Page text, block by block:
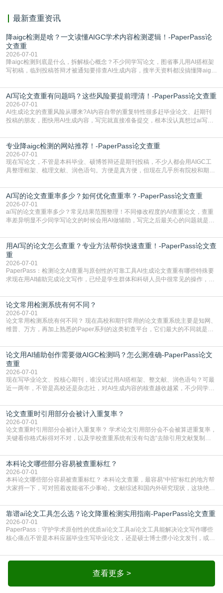
最新查重资讯
降aigc检测是啥？一文读懂AIGC学术内容检测逻辑！-PaperPass论
文查重
2026-07-01
降aigc检测到底是什么，拆解核心概念？不少同学写论文，图省事儿用AI搭框架
写初稿，临到投稿答辩才被通知要排查AI生成内容，搜半天资料都没搞懂降aigc
怕是已经入行的科研人员，不少人也搞不清降aigc检测是啥，对相关要求摸不
准。其实，降aigc检测是伴随AIGC工具在学术领域普及诞生的新需求，核心是为
了满足现在高校、期刊对AI生
AI写论文查重有问题吗？这些风险要提前理清！-PaperPass论文查重
2026-07-01
AI生成论文的查重风险从哪来?AI内容自带的重复特性很多赶毕业论文、赶期刊
投稿的朋友，图快用AI生成内容，写完就直接准备提交，根本没认真想过ai写论
自带不可忽视的查重风险。AI训练依赖海量公开的文本数据，生成内容本质是基
于训练数据的概率拼接，不是从零开始的原创创作。生成过程中，很容易复用已
有的高频公共表述，甚至直接拼接已经公开
专业降aigc检测的网站推荐！-PaperPass论文查重
2026-07-01
现在写论文，不管是本科毕业、硕博答辩还是期刊投稿，不少人都会用AIGC工
具整理框架、梳理文献、润色语句。方便是真方便，但现在几乎所有院校和期刊
五遍还是过不了预检测的大有人在，这时候，找到靠谱的降AIGC检测率的网
站，就能少走好多弯路。PaperPass：守护学术原创性的智能伙伴AIGC生成内
容的学术合规痛点去年帮一个本科师弟改
AI写的论文查重率多少？如何优化查重率？-PaperPass论文查重
2026-07-01
ai写的论文查重率多少？常见结果范围整理！不同修改程度的AI查重论文，查重
率差异明显不少同学写论文的时候会用AI做辅助，写完之后最关心的问题就是ai
实际情况和大家想的不太一样。AI训练依赖海量公开学术文献、网络内容，生成
内容本质是按照语义概率拼接已有内容，很容易和已发布的作品撞重复，甚至会
直接引用整段已有内容，所以查重率偏高是
用AI写的论文怎么查重？专业方法帮你快速查重！-PaperPass论文查
重
2026-07-01
PaperPass：检测论文AI查重与原创性的可靠工具AI生成论文查重有哪些特殊要
求现在用AI辅助完成论文写作，已经是学生群体和科研人员中很常见的操作，不
但很多人忽略了，AI生成的内容天生带有重复风险——训练AI的数据集本身就包
含大量已公开的学术内容、网络原创内容，AI输出内容时很容易无意识拼接出重
复片
论文常用检测系统有何不同？
2026-07-01
论文常用检测系统有何不同？ 现在高校和期刊常用的论文查重系统主要是知网、
维普、万方，再加上熟悉的Paper系列的这类初查平台，它们最大的不同就是数
查数值误导。知网（CNKI）是学校定稿检测的绝对主流。本科用PMLC，含大学
生联合比对库，能比历届学长论文，硕博用VIP/TMLC，含学术论文联合比对
库，期刊投稿用AMLMC/SML
论文用AI辅助创作需要做AIGC检测吗？怎么测准确-PaperPass论文
查重
2026-07-01
现在写毕业论文、投核心期刊，谁没试过用AI搭框架、整文献、润色语句？可最
近一两年，不管是高校还是杂志社，对AI生成内容的核查越收越紧，不少同学投
真的太亏。提前做AIGC检测，已经成了很多过来人交稿前必做的一步。为什么
AIGC检测成了论文答辩投稿前的必备项？可能还有不少人觉得，我就用AI搭了个
框架，内容都是自己写的，至于做AIG
论文查重时引用部分会被计入重复率？
2026-07-01
论文查重时引用部分会被计入重复率？ 学术论文引用部分会不会被算进重复率，
关键看你格式标得对不对，以及学校查重系统有没有勾选“去除引用文献复制
独占一行，每条文献用[1][2]方括号编号、与正文一一对应，著录项符合GB/T
7714（作者、题名、刊名、年、卷期、页码齐全，标点用半角）；查重系统识别
成功后通常把这段标为引用，
本科论文哪些部分容易被查重标红？
2026-07-01
本科论文哪些部分容易被查重标红？ 本科论文查重，最容易“中招“标红的地方帮
大家捋一下，可对照着改能省不少事哈。文献综述和国内外研究现状，这块绝对
乎一模一样的话，你要是直接复制百度百科、教材或别人写好的综述段落，系统
一抓一个准，整段飘红。研究背景、意义和方法描述也是不可避免，比如“本文采
用问卷调查法““运用SPSS软件进行数据分
靠谱ai论文工具怎么选？论文降重检测实用指南-PaperPass论文查重
2026-07-01
PaperPass：守护学术原创性的优质ai论文工具ai论文工具能解决论文写作哪些
核心痛点不管是本科应届毕业生写毕业论文，还是硕士博士攒小论文发刊，或是
自己逐句读逐句改，熬好几个大夜不说，还经常改不到点上，交上去才发现重复
率超标，再返工太折腾。现在有了成熟的ai论文工具，这些痛点基本都能高效解
决。靠谱的ai论文工具，不止能帮你梳查看更多 >